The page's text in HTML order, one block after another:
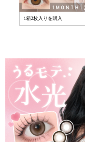
1箱2枚入りを購入